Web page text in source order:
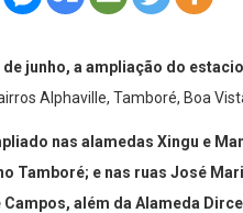
de junho, a ampliação do
Alphaville, Tamboré, Boa
nas alamedas Xingu e
Tamboré; e nas ruas José
além da Alameda